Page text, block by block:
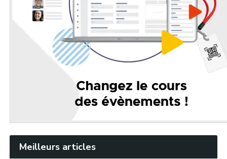
Meilleurs articles